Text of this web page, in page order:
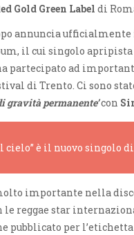
Gold Green Label di
annuncia
il cui singolo apripista
partecipato ad
di Trento. Ci sono
gravità permanente’con
cielo” è il nuovo singolo
importante nella
le reggae star
pubblicato per l’etichetta